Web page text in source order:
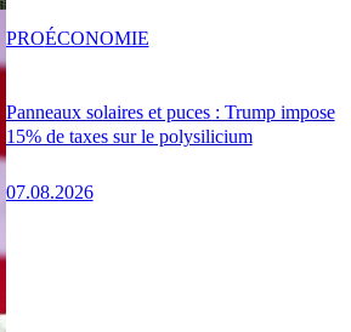
Panneaux solaires et puces : Trump impose
15% de taxes sur le polysilicium
07.08.2026
PROÉCONOMIE